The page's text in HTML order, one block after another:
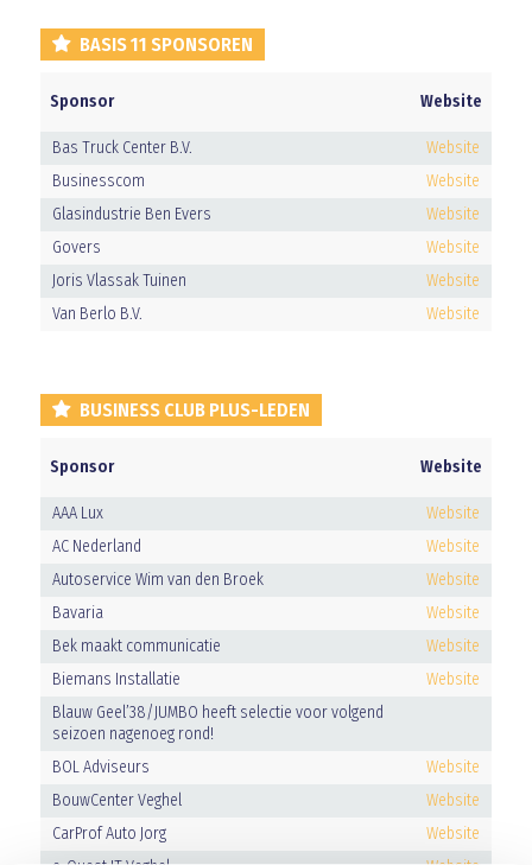
BASIS 11 SPONSOREN
Sponsor Website
Bas Truck Center B.V.
Website
Businesscom
Website
Glasindustrie Ben Evers
Website
Govers
Website
Joris Vlassak Tuinen
Website
Van Berlo B.V.
Website
BUSINESS CLUB PLUS-LEDEN
Sponsor Website
AAA Lux
Website
AC Nederland
Website
Autoservice Wim van den Broek
Website
Bavaria
Website
Bek maakt communicatie
Website
Biemans Installatie
Website
Blauw Geel’38/JUMBO heeft selectie voor volgend
seizoen nagenoeg rond!
BOL Adviseurs
Website
BouwCenter Veghel
Website
CarProf Auto Jorg
Website